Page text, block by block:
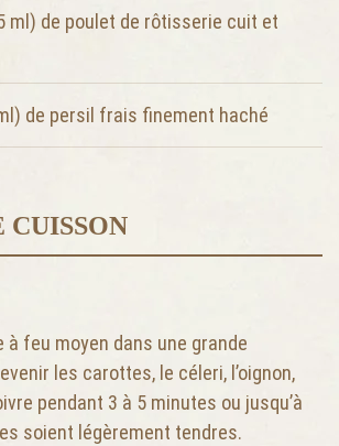
ml) de poulet de rôtisserie cuit et
de persil frais finement haché
CUISSON
à feu moyen dans une grande
les carottes, le céleri, l’oignon,
pendant 3 à 5 minutes ou jusqu’à
soient légèrement tendres.